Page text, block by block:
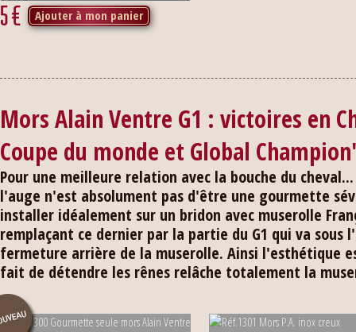
5€ Ajouter à mon panier
Mors Alain Ventre G1 : victoires en
Coupe du monde et Global
Pour une meilleure relation avec la bouche du
l'auge n'est absolument pas d'être une gourmette
installer idéalement sur un bridon avec muserolle
remplaçant ce dernier par la partie du G1 qui va
fermeture arrière de la muserolle. Ainsi l'esthétique
fait de détendre les rênes relâche totalement la